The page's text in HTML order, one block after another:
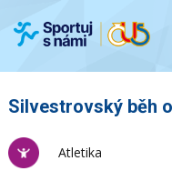
Silvestrovský běh
Atletika